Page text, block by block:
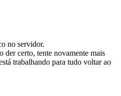
no servidor.
der certo, tente novamente mais
trabalhando para tudo voltar ao